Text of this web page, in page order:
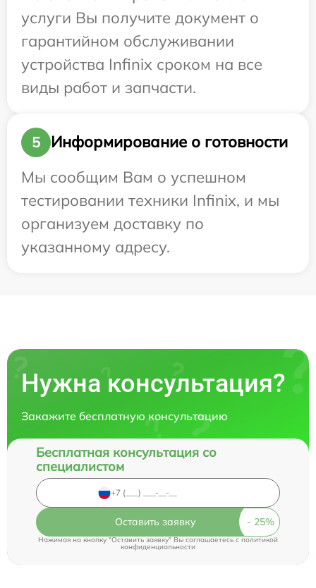
услуги Вы получите документ о
гарантийном обслуживании
устройства Infinix сроком на все
виды работ и запчасти.
5
Информирование о готовности
Мы сообщим Вам о успешном
тестировании техники Infinix, и мы
организуем доставку по
указанному адресу.
Нужна консультация?
Закажите бесплатную консультацию
Бесплатная консультация со
специалистом
Оставить заявку
Нажимая на кнопку "Оставить заявку" Вы соглашаетесь cполитикой
конфиденциальности